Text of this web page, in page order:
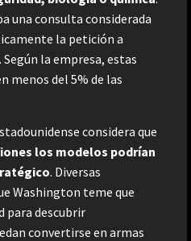
una consulta considerada
la petición a
la empresa, estas
menos del 5% de las
considera que
los modelos podrían
. Diversas
Washington teme que
para descubrir
convertirse en armas